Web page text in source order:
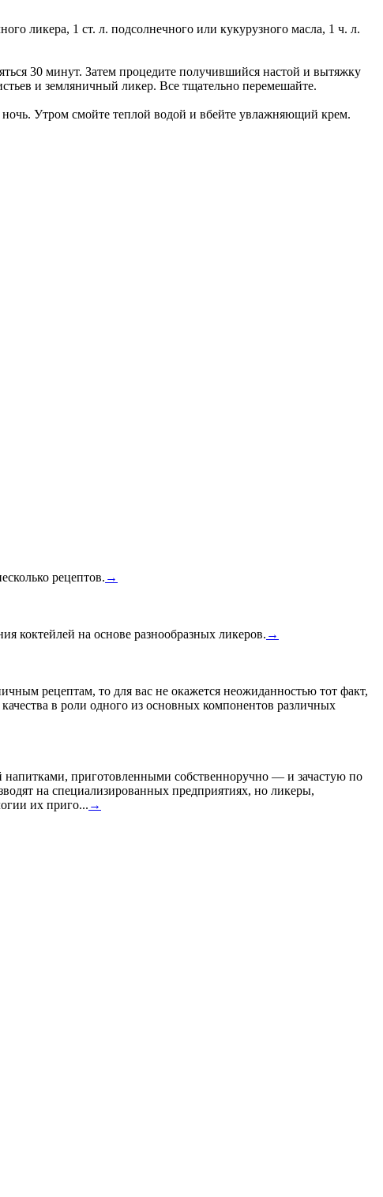
ликера, 1 ст. л. подсолнечного или кукурузного масла, 1 ч. л.
30 минут. Затем процедите получившийся настой и вытяжку
и земляничный ликер. Все тщательно перемешайте.
Утром смойте теплой водой и вбейте увлажняющий крем.
рецептов. →
коктейлей на основе разнообразных ликеров. →
рецептам, то для вас не окажется неожиданностью тот факт,
в роли одного из основных компонентов различных
приготовленными собственноручно — и зачастую по
на специализированных предприятиях, но ликеры,
их приго... →